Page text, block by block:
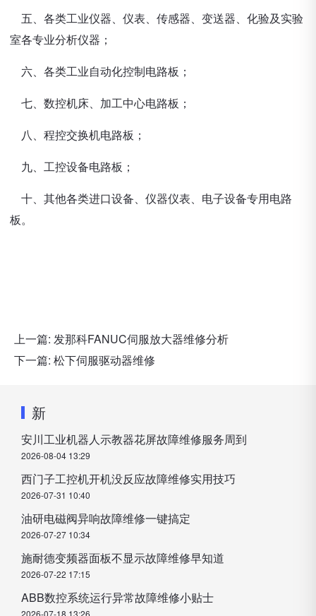
五、各类工业仪器、仪表、传感器、变送器、化验及实验
室各专业分析仪器；
六、各类工业自动化控制电路板；
七、数控机床、加工中心电路板；
八、程控交换机电路板；
九、工控设备电路板；
十、其他各类进口设备、仪器仪表、电子设备专用电路
板。
上一篇: 发那科FANUC伺服放大器维修分析
下一篇: 松下伺服驱动器维修
新
安川工业机器人示教器花屏故障维修服务周到
2026-08-04 13:29
西门子工控机开机没反应故障维修实用技巧
2026-07-31 10:40
油研电磁阀异响故障维修一键搞定
2026-07-27 10:34
施耐德变频器面板不显示故障维修早知道
2026-07-22 17:15
ABB数控系统运行异常故障维修小贴士
2026-07-18 13:26